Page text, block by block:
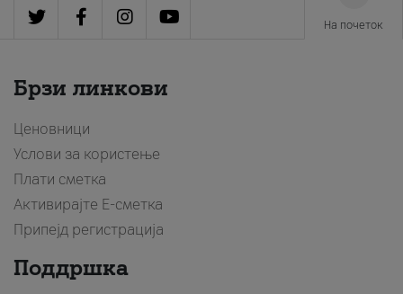
На почеток
Брзи линкови
Ценовници
Услови за користење
Плати сметка
Активирајте Е-сметка
Припејд регистрација
Поддршка